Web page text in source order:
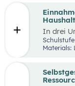
In drei
die
Materials:
man
muss